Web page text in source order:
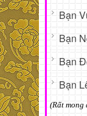
Bạn
Bạn
Bạn
Bạn
(Rất mong